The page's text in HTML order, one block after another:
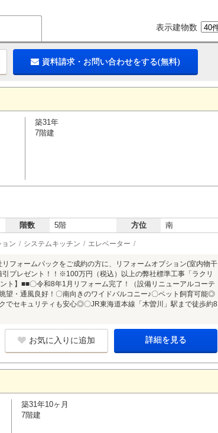
表示建物数
資料請求・お問い合わせをする(無料)
築31年
7階建
階数 5階 方位 南
ョン システムキッチン エレベーター
フォームパックをご成約の方に、リフォームオプション(室内物干
プレゼント！！※100万円（税込）以上の弊社標準工事「ラクリ
ト】■■〇令和8年1月リフォーム完了！（設備リニューアルコーテ
望・通風良好！〇南向きのワイドバルコニー♪〇ペット飼育可能◎
でセキュリティも安心◎〇JR東海道本線「木曽川」駅まで徒歩約8
お気に入りに追加 詳細を見る
築31年10ヶ月
7階建